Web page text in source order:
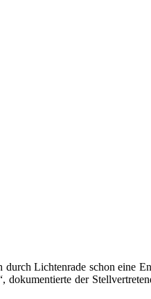
Lichtenrade schon eine
der